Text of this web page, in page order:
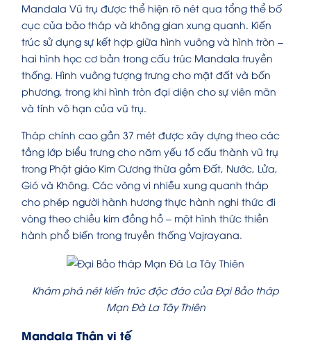
Mandala Vũ trụ được thể hiện rõ nét qua tổng thể bố
cục của bảo tháp và không gian xung quanh. Kiến
trúc sử dụng sự kết hợp giữa hình vuông và hình tròn –
hai hình học cơ bản trong cấu trúc Mandala truyền
thống. Hình vuông tượng trưng cho mặt đất và bốn
phương, trong khi hình tròn đại diện cho sự viên mãn
và tính vô hạn của vũ trụ.
Tháp chính cao gần 37 mét được xây dựng theo các
tầng lớp biểu trưng cho năm yếu tố cấu thành vũ trụ
trong Phật giáo Kim Cương thừa gồm Đất, Nước, Lửa,
Gió và Không. Các vòng vi nhiễu xung quanh tháp
cho phép người hành hương thực hành nghi thức đi
vòng theo chiều kim đồng hồ – một hình thức thiền
hành phổ biến trong truyền thống Vajrayana.
Khám phá nét kiến trúc độc đáo của Đại Bảo tháp
Mạn Đà La Tây Thiên
Mandala Thân vi tế